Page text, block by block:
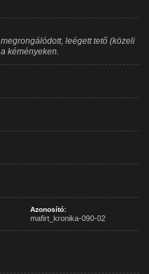
leégett tető (közeli
kéményeken.
Azonosító:
mafirt_kronika-090-02